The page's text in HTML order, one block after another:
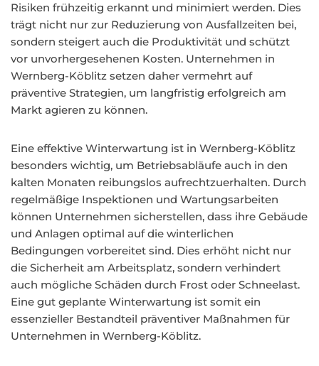
Risiken frühzeitig erkannt und minimiert werden. Dies
trägt nicht nur zur Reduzierung von Ausfallzeiten bei,
sondern steigert auch die Produktivität und schützt
vor unvorhergesehenen Kosten. Unternehmen in
Wernberg-Köblitz setzen daher vermehrt auf
präventive Strategien, um langfristig erfolgreich am
Markt agieren zu können.
Eine effektive Winterwartung ist in Wernberg-Köblitz
besonders wichtig, um Betriebsabläufe auch in den
kalten Monaten reibungslos aufrechtzuerhalten. Durch
regelmäßige Inspektionen und Wartungsarbeiten
können Unternehmen sicherstellen, dass ihre Gebäude
und Anlagen optimal auf die winterlichen
Bedingungen vorbereitet sind. Dies erhöht nicht nur
die Sicherheit am Arbeitsplatz, sondern verhindert
auch mögliche Schäden durch Frost oder Schneelast.
Eine gut geplante Winterwartung ist somit ein
essenzieller Bestandteil präventiver Maßnahmen für
Unternehmen in Wernberg-Köblitz.